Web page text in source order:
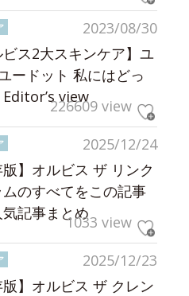
2023/08/30
ビス2大スキンケア】ユ
ードット 私にはどっ
view
226609 view
2025/12/24
版】オルビス ザ リンク
ムのすべてをこの記事
記事まとめ1033 view
2025/12/23
版】オルビス ザ クレン